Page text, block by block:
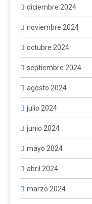
diciembre 2024
noviembre 2024
octubre 2024
septiembre 2024
agosto 2024
julio 2024
junio 2024
mayo 2024
abril 2024
marzo 2024